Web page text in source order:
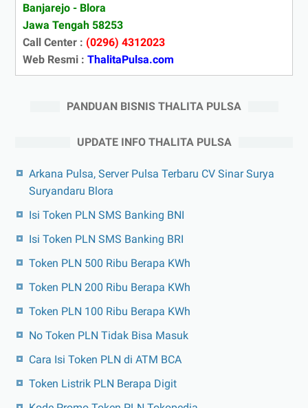
Banjarejo - Blora
Jawa Tengah 58253
Call Center : (0296) 4312023
Web Resmi : ThalitaPulsa.com
PANDUAN BISNIS THALITA PULSA
UPDATE INFO THALITA PULSA
Arkana Pulsa, Server Pulsa Terbaru CV Sinar Surya
Suryandaru Blora
Isi Token PLN SMS Banking BNI
Isi Token PLN SMS Banking BRI
Token PLN 500 Ribu Berapa KWh
Token PLN 200 Ribu Berapa KWh
Token PLN 100 Ribu Berapa KWh
No Token PLN Tidak Bisa Masuk
Cara Isi Token PLN di ATM BCA
Token Listrik PLN Berapa Digit